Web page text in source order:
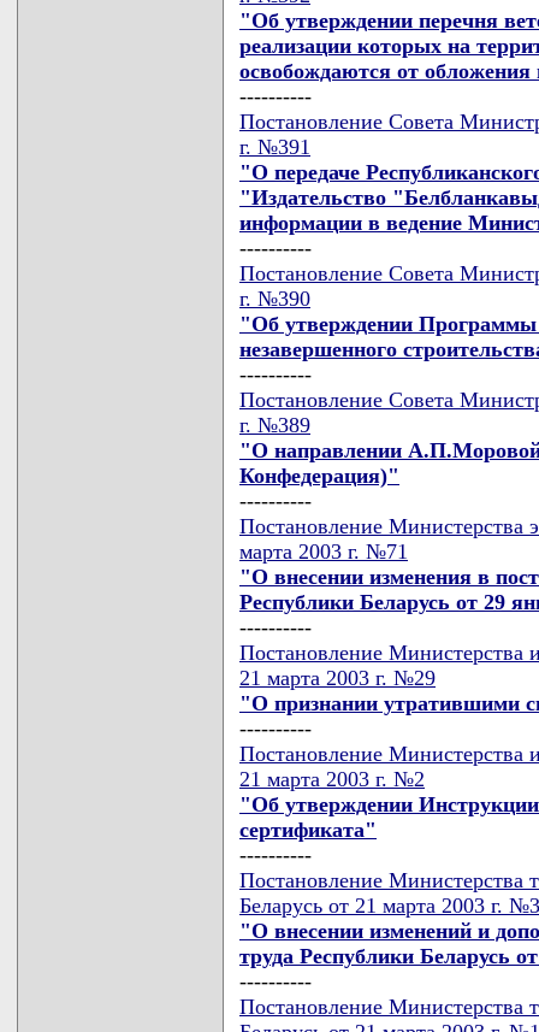
"Об утверждении перечня
реализации которых на
освобождаются от
----------
Постановление Совета
г. №391
"О передаче
"Издательство
информации в ведение
----------
Постановление Совета
г. №390
"Об утверждении Программы
незавершенного
----------
Постановление Совета
г. №389
"О направлении
Конфедерация)"
----------
Постановление Министерства
марта 2003 г. №71
"О внесении изменения в
Республики Беларусь от 29
----------
Постановление Министерства
21 марта 2003 г. №29
"О признании утратившими
----------
Постановление Министерства
21 марта 2003 г. №2
"Об утверждении
сертификата"
----------
Постановление Министерства
Беларусь от 21 марта 2003 г.
"О внесении изменений и
труда Республики Беларусь
----------
Постановление Министерства